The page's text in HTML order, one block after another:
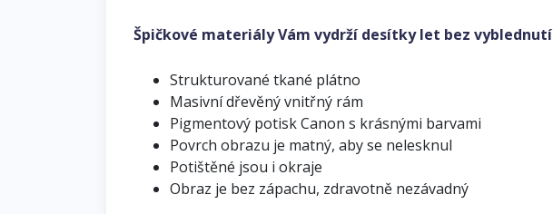
Špičkové materiály Vám vydrží desítky let bez vyblednutí
Strukturované tkané plátno
Masivní dřevěný vnitřný rám
Pigmentový potisk Canon s krásnými barvami
Povrch obrazu je matný, aby se nelesknul
Potištěné jsou i okraje
Obraz je bez zápachu, zdravotně nezávadný